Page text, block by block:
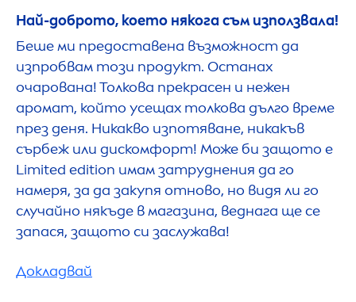
Най-доброто, което някога съм използвала!
Беше ми предоставена възможност да
изпробвам този продукт. Останах
очарована! Толкова прекрасен и нежен
аромат, който усещах толкова дълго време
през деня. Никакво изпотяване, никакъв
сърбеж или дискомфорт! Може би защото е
Limited edition имам затруднения да го
намеря, за да закупя отново, но видя ли го
случайно някъде в магазина, веднага ще се
запася, защото си заслужава!
Докладвай